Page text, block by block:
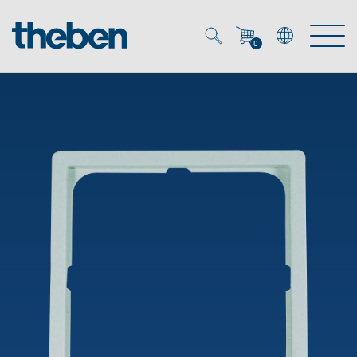
0
Energy Manager
Smart Home
Ansprechpartner OEM
Lösungen
Zeit- und Lichtsteuerung
Service
Unternehmen